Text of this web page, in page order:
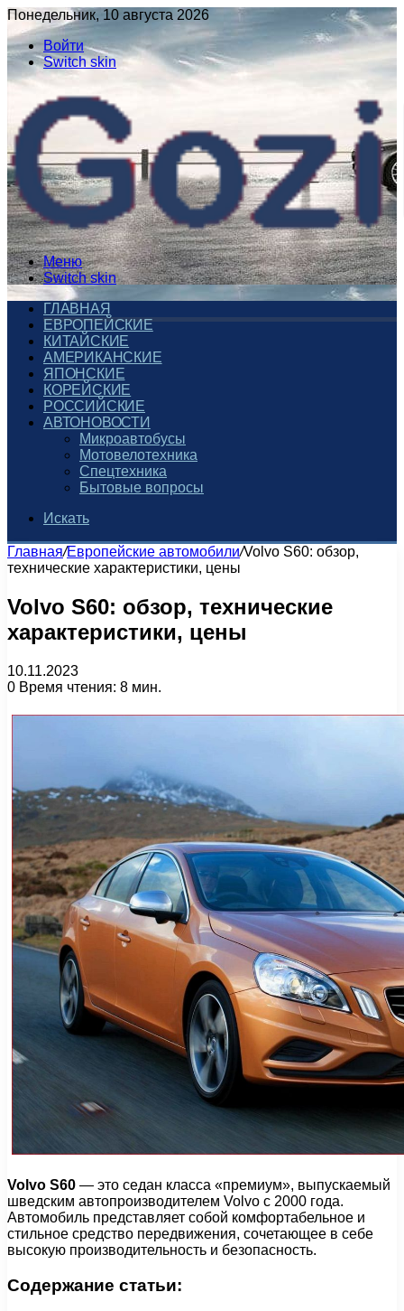
Понедельник, 10 августа 2026
Войти
Switch skin
Меню
Switch skin
ГЛАВНАЯ
ЕВРОПЕЙСКИЕ
КИТАЙСКИЕ
АМЕРИКАНСКИЕ
ЯПОНСКИЕ
КОРЕЙСКИЕ
РОССИЙСКИЕ
АВТОНОВОСТИ
Микроавтобусы
Мотовелотехника
Спецтехника
Бытовые вопросы
Искать
Главная/Европейские автомобили/Volvo S60: обзор,
технические характеристики, цены
Volvo S60: обзор, технические
характеристики, цены
10.11.2023
0 Время чтения: 8 мин.
Volvo S60 — это седан класса «премиум», выпускаемый
шведским автопроизводителем Volvo с 2000 года.
Автомобиль представляет собой комфортабельное и
стильное средство передвижения, сочетающее в себе
высокую производительность и безопасность.
Содержание статьи: